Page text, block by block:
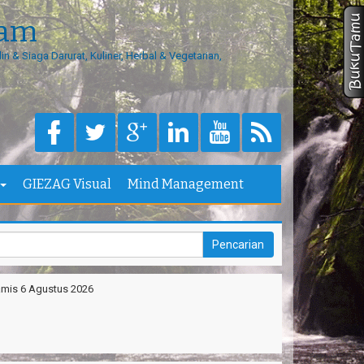
& Siaga Darurat, Kuliner, Herbal & Vegetarian,
GIEZAG Visual Mind Management
6 Agustus 2026
26AnonymousKomentar Di artikel Teknik
Gurun Pasir:“apa itu survival dipadang pasir?”
ya. Seru banget
- Jakarta
Kang Arief ❤️ You
- Cimahi
Madasari indah, unik
- Medan
- Bandung
kang Sandi antar kami ke puncak Gn.Ciremai
- Jakarta
Karapyak Pangandaran enjoy, seru banget
- Bandung
- Jakarta
Masukan kode konfirmasi yang telah Kami kirim kepada